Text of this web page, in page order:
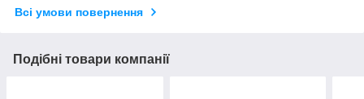
Всі умови повернення
Подібні товари компанії